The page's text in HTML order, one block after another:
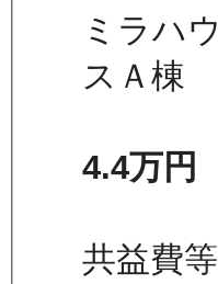
ミラハウ
スＡ棟
4.4万円
共益費等